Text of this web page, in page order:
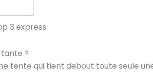
3 express
?
tente qui tient debout toute seule